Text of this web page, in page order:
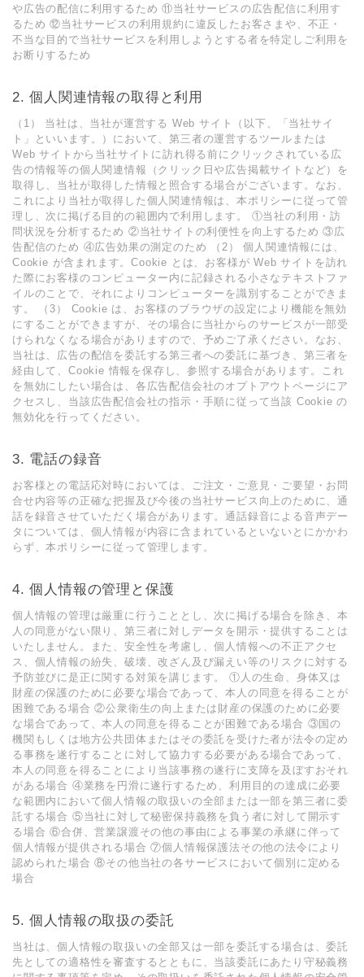
や広告の配信に利⽤するため ⑪当社サービスの広告配信に利⽤す
るため ⑫当社サービスの利⽤規約に違反したお客さまや、不正・
不当な⽬的で当社サービスを利⽤しようとする者を特定しご利⽤を
お断りするため
2. 個⼈関連情報の取得と利⽤
（1） 当社は、当社が運営する Web サイト（以下、「当社サイ
ト」といいます。）において、第三者の運営するツールまたは
Web サイトから当社サイトに訪れ得る前にクリックされている広
告の情報等の個⼈関連情報（クリック⽇や広告掲載サイトなど）を
取得し、当社が取得した情報と照合する場合がございます。なお、
これにより当社が取得した個⼈関連情報は、本ポリシーに従って管
理し、次に掲げる⽬的の範囲内で利⽤します。 ①当社の利⽤・訪
問状況を分析するため ②当社サイトの利便性を向上するため ③広
告配信のため ④広告効果の測定のため （2） 個⼈関連情報には、
Cookie が含まれます。Cookie とは、お客様が Web サイトを訪れ
た際にお客様のコンピューター内に記録される⼩さなテキストファ
イルのことで、それによりコンピューターを識別することができま
す。 （3） Cookie は、お客様のブラウザの設定により機能を無効
にすることができますが、その場合に当社からのサービスが⼀部受
けられなくなる場合がありますので、予めご了承ください。なお、
当社は、広告の配信を委託する第三者への委託に基づき、第三者を
経由して、Cookie 情報を保存し、参照する場合があります。これ
を無効にしたい場合は、各広告配信会社のオプトアウトページにア
クセスし、当該広告配信会社の指⽰・⼿順に従って当該 Cookie の
無効化を⾏ってください。
3. 電話の録⾳
お客様との電話応対時においては、ご注⽂・ご意⾒・ご要望・お問
合せ内容等の正確な把握及び今後の当社サービス向上のために、通
話を録⾳させていただく場合があります。通話録⾳による⾳声デー
タについては、個⼈情報が内容に含まれているといないとにかかわ
らず、本ポリシーに従って管理します。
4. 個⼈情報の管理と保護
個⼈情報の管理は厳重に⾏うこととし、次に掲げる場合を除き、本
⼈の同意がない限り、第三者に対しデータを開⽰・提供することは
いたしません。また、安全性を考慮し、個⼈情報への不正アクセ
ス、個⼈情報の紛失、破壊、改ざん及び漏えい等のリスクに対する
予防並びに是正に関する対策を講じます。 ①⼈の⽣命、⾝体⼜は
財産の保護のために必要な場合であって、本⼈の同意を得ることが
困難である場合 ②公衆衛⽣の向上または財産の保護のために必要
な場合であって、本⼈の同意を得ることが困難である場合 ③国の
機関もしくは地⽅公共団体またはその委託を受けた者が法令の定め
る事務を遂⾏することに対して協⼒する必要がある場合であって、
本⼈の同意を得ることにより当該事務の遂⾏に⽀障を及ぼすおそれ
がある場合 ④業務を円滑に遂⾏するため、利⽤⽬的の達成に必要
な範囲内において個⼈情報の取扱いの全部または⼀部を第三者に委
託する場合 ⑤当社に対して秘密保持義務を負う者に対して開⽰す
る場合 ⑥合併、営業譲渡その他の事由による事業の承継に伴って
個⼈情報が提供される場合 ⑦個⼈情報保護法その他の法令により
認められた場合 ⑧その他当社の各サービスにおいて個別に定める
場合
5. 個⼈情報の取扱の委託
当社は、個⼈情報の取扱いの全部⼜は⼀部を委託する場合は、委託
先としての適格性を審査するとともに、当該委託にあたり守秘義務